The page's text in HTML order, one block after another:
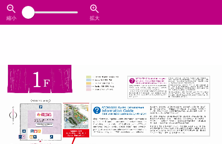
縮小 拡大